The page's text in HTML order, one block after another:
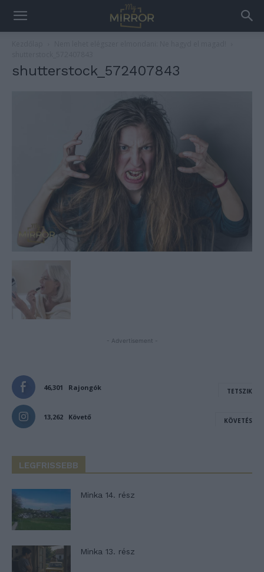
shutterstock_572407843
- Advertisement -
46,301 Rajongók TETSZIK
13,262 Követő KÖVETÉS
LEGFRISSEBB
Minka 14. rész
Minka 13. rész